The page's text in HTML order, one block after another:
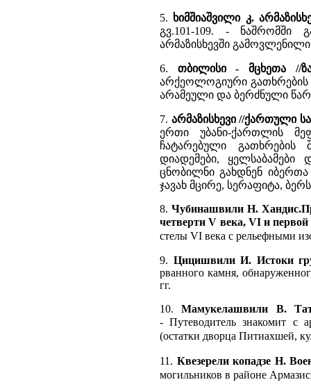
5. ხიმშიაშვილი კ.
გვ.101-109. - ნაშრომში
არმაზისხევში
6. თბილისი - მცხეთა //
არქეოლოგიური გათხრების
არამეული და ბერძნული
7. არმაზისხევი //ქართული
ერთი უბანი-ქართლის
ჩატარებული გათხრების
დიადემები,
ცნობილნი გახდნენ
ჯავახ მცირე, სერაფიტა,
8. Чубинашвили Н.
четверти V века, VI и
стелы VI века с рельефными
9. Цицишвили И. Истоки
рванного камня,
гг.
10.Мамукелашвили В.
-Путеводитель знакомит с
(остатки дворца Питиахшей,
11. Квезерели копадзе Н.
могильников в районе